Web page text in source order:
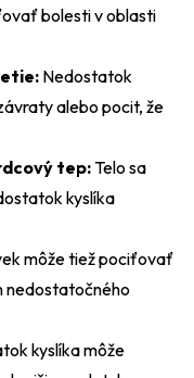
bolesti v oblasti
Nedostatok
alebo pocit, že
tep:Telo sa
kyslíka
môže tiež pociťovať
nedostatočného
kyslíka môže